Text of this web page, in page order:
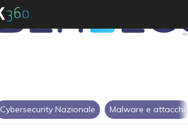
Cybersecurity Nazionale Malware e attacchi